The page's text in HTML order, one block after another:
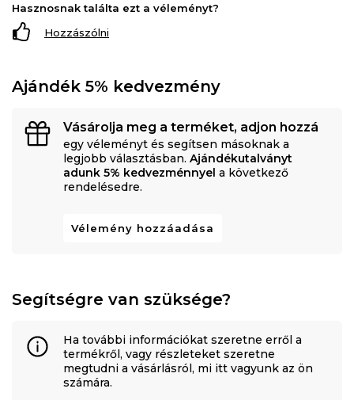
Hasznosnak találta ezt a véleményt?
Hozzászólni
Ajándék 5% kedvezmény
Vásárolja meg a terméket, adjon hozzá
egy véleményt és segítsen másoknak a
legjobb választásban. Ajándékutalványt
adunk 5% kedvezménnyel a következő
rendelésedre.
Vélemény hozzáadása
Segítségre van szüksége?
Ha további információkat szeretne erről a
termékről, vagy részleteket szeretne
megtudni a vásárlásról, mi itt vagyunk az ön
számára.